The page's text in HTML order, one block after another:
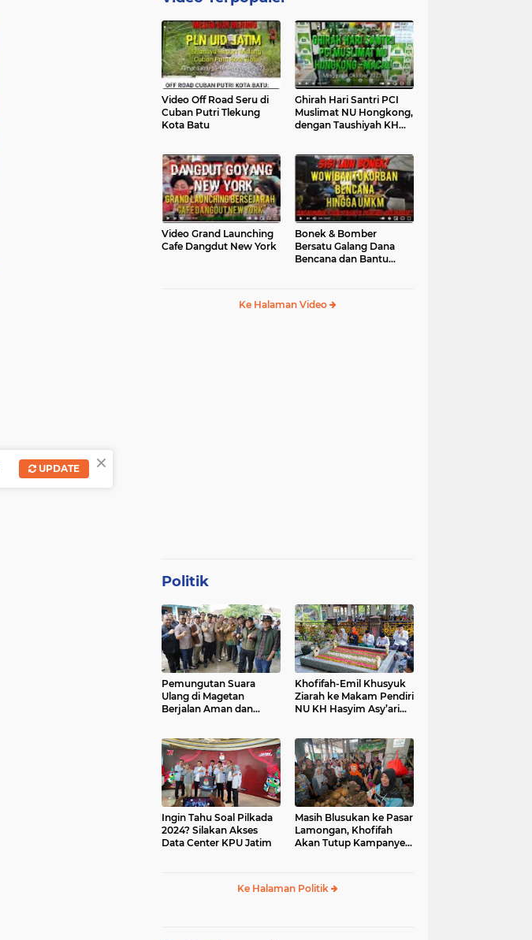
Video Off Road Seru di
Cuban Putri Tlekung
Kota Batu
Ghirah Hari Santri PCI
Muslimat NU Hongkong,
dengan Taushiyah KH
Video Grand Launching
Cafe Dangdut New York
Bonek & Bomber
Bersatu Galang Dana
Bencana dan Bantu
Ke Halaman Video
Politik
Pemungutan Suara
Ulang di Magetan
Berjalan Aman dan
Khofifah-Emil Khusyuk
Ziarah ke Makam Pendiri
NU KH Hasyim Asy’ari
Ingin Tahu Soal Pilkada
2024? Silakan Akses
Data Center KPU Jatim
Masih Blusukan ke Pasar
Lamongan, Khofifah
Akan Tutup Kampanye
Ke Halaman Politik
×
UPDATE